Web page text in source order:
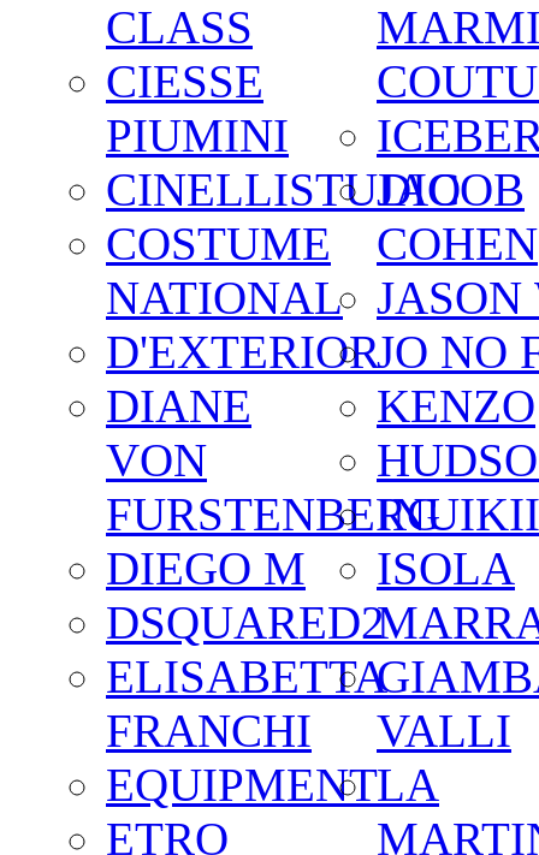
CLASS
CIESSE
PIUMINI
CINELLISTUDIO
COSTUME
NATIONAL
D'EXTERIOR
DIANE
VON
FURSTENBERG
DIEGO M
DSQUARED2
ELISABETTA
FRANCHI
EQUIPMENT
ETRO
JACOB
COHEN
JASON
JO NO
KENZO
INUIKII
ISOLA
VALLI
LA